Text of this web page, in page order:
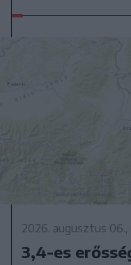
2026. augusztus
3,4-es